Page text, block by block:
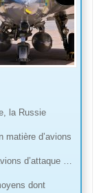
la Russie
matière d’avions
d’attaque …
dont